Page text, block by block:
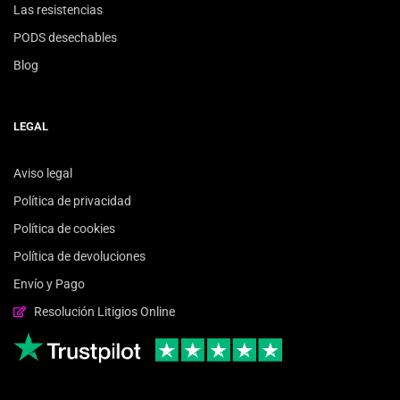
Las resistencias
PODS desechables
Blog
LEGAL
Aviso legal
Política de privacidad
Política de cookies
Política de devoluciones
Envío y Pago
Resolución Litigios Online